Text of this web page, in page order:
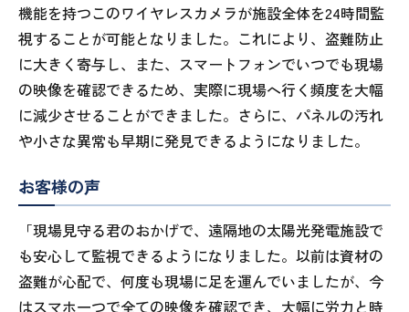
機能を持つこのワイヤレスカメラが施設全体を24時間監
視することが可能となりました。これにより、盗難防止
に大きく寄与し、また、スマートフォンでいつでも現場
の映像を確認できるため、実際に現場へ行く頻度を大幅
に減少させることができました。さらに、パネルの汚れ
や小さな異常も早期に発見できるようになりました。
お客様の声
「現場見守る君のおかげで、遠隔地の太陽光発電施設で
も安心して監視できるようになりました。以前は資材の
盗難が心配で、何度も現場に足を運んでいましたが、今
はスマホ一つで全ての映像を確認でき、大幅に労力と時